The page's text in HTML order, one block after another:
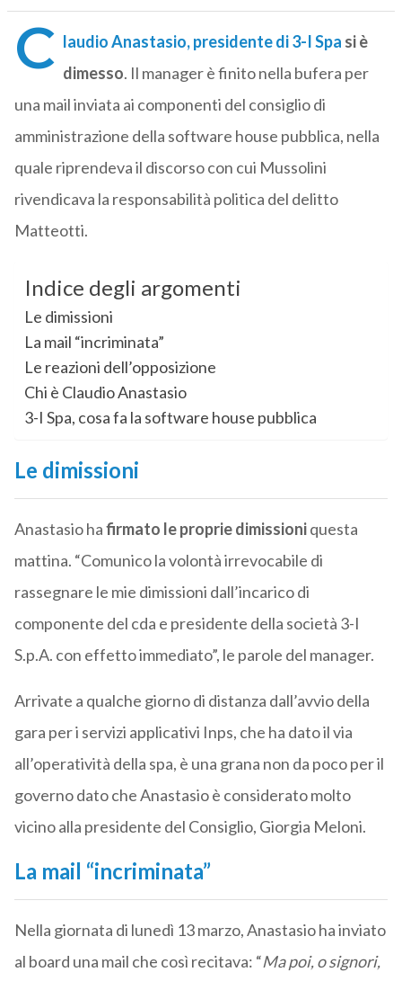
C laudio Anastasio, presidente di 3-I Spa si è
dimesso. Il manager è finito nella bufera per
una mail inviata ai componenti del consiglio di
amministrazione della software house pubblica, nella
quale riprendeva il discorso con cui Mussolini
rivendicava la responsabilità politica del delitto
Matteotti.
Indice degli argomenti
Le dimissioni
La mail “incriminata”
Le reazioni dell’opposizione
Chi è Claudio Anastasio
3-I Spa, cosa fa la software house pubblica
Le dimissioni
Anastasio hafirmato le proprie dimissioniquesta
mattina. “Comunico la volontà irrevocabile di
rassegnare le mie dimissioni dall’incarico di
componente del cda e presidente della società 3-I
S.p.A. con effetto immediato”, le parole del manager.
Arrivate a qualche giorno di distanza dall’avvio della
gara per i servizi applicativi Inps, che ha dato il via
all’operatività della spa, è una grana non da poco per il
governo dato che Anastasio è considerato molto
vicino alla presidente del Consiglio, Giorgia Meloni.
La mail “incriminata”
Nella giornata di lunedì 13 marzo, Anastasio ha inviato
al board una mail che così recitava: “Ma poi, o signori,